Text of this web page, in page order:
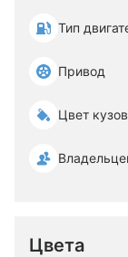
Тип
Привод
Цвет
Цвета